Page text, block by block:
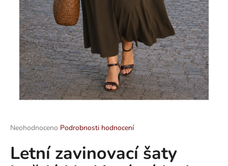
Průměrné
produktu
je
Neohodnoceno Podrobnosti hodnocení
Letní zavinovací šaty
D